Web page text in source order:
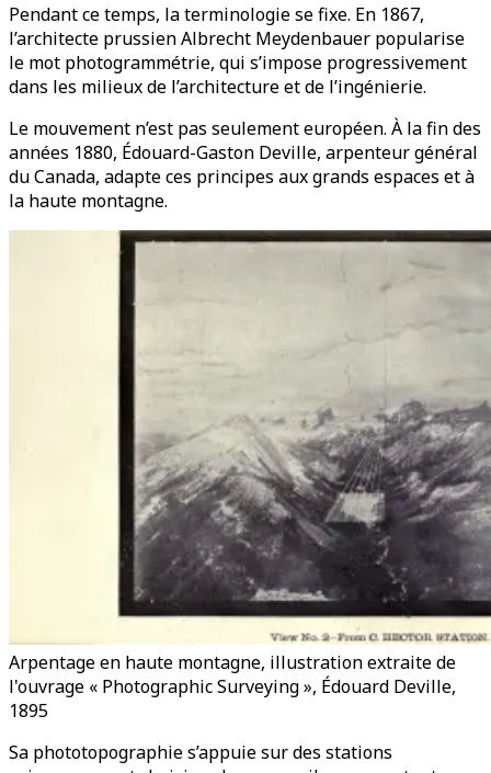
Pendant ce temps, la terminologie se fixe. En 1867,
l’architecte prussien Albrecht Meydenbauer popularise
le mot photogrammétrie, qui s’impose progressivement
dans les milieux de l’architecture et de l’ingénierie.
Le mouvement n’est pas seulement européen. À la fin des
années 1880, Édouard-Gaston Deville, arpenteur général
du Canada, adapte ces principes aux grands espaces et à
la haute montagne.
Arpentage en haute montagne, illustration extraite de
l'ouvrage « Photographic Surveying », Édouard Deville,
1895
Sa phototopographie s’appuie sur des stations